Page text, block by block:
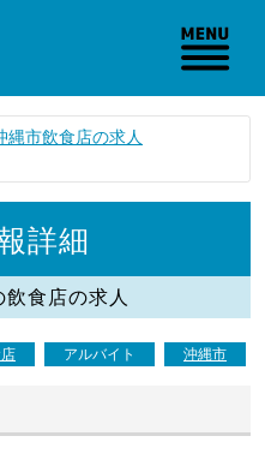
縄市飲食店の求人
詳細
食店の求人
アルバイト 沖縄市